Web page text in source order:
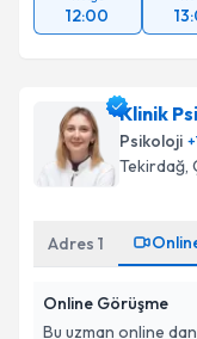
11 Ağu
12:00
11
Klinik
Psikoloji
Tekirdağ,
Adres 1
Online Görüşme